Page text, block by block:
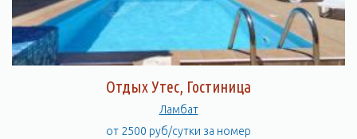
Отдых Утес, Гостиница
Ламбат
от 2500 руб/сутки за номер